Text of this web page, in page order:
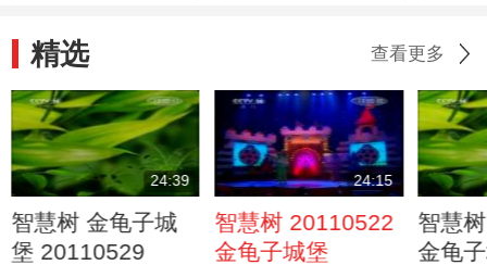
精选 查看更多
24:39
智慧树 金龟子城
堡 20110529
24:15
智慧树 20110522
金龟子城堡
智慧
金龟